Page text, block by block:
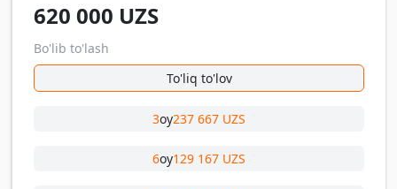
620 000 UZS
Bo'lib to'lash
To'liq to'lov
3oy237 667 UZS
6oy129 167 UZS